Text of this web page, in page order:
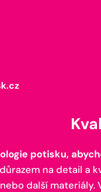
potisku,
na detail a
další